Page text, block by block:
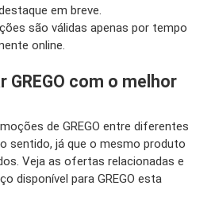
em breve.
são válidas apenas por tempo
online.
GREGO com o melhor
de GREGO entre diferentes
sentido, já que o mesmo produto
Veja as ofertas relacionadas e
disponível para GREGO esta